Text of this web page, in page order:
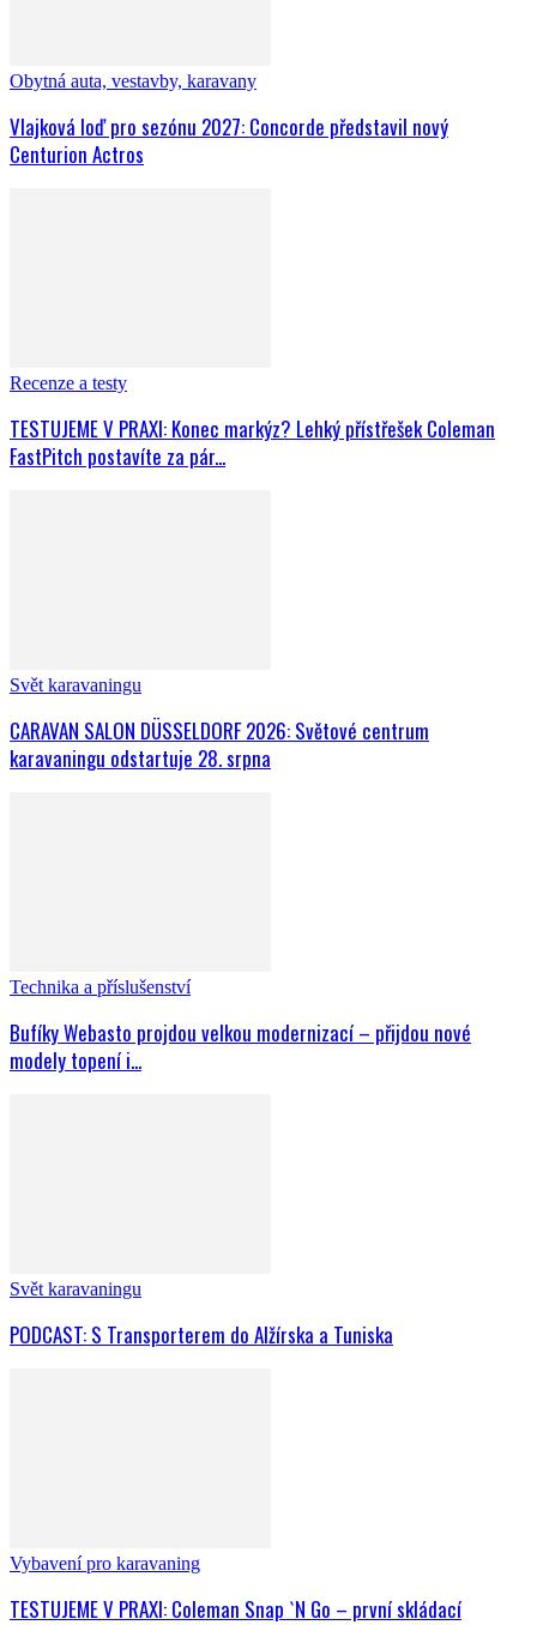
Obytná auta, vestavby, karavany
Vlajková loď pro sezónu 2027: Concorde představil nový
Centurion Actros
Recenze a testy
TESTUJEME V PRAXI: Konec markýz? Lehký přístřešek Coleman
FastPitch postavíte za pár...
Svět karavaningu
CARAVAN SALON DÜSSELDORF 2026: Světové centrum
karavaningu odstartuje 28. srpna
Technika a příslušenství
Bufíky Webasto projdou velkou modernizací – přijdou nové
modely topení i...
Svět karavaningu
PODCAST: S Transporterem do Alžírska a Tuniska
Vybavení pro karavaning
TESTUJEME V PRAXI: Coleman Snap `N Go – první skládací